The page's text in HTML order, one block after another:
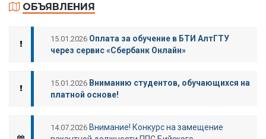
ОБЪЯВЛЕНИЯ
15.01.2026 Оплата за обучение в БТИ АлтГТУ
через сервис «Сбербанк Онлайн»
15.01.2026 Вниманию студентов, обучающихся на
платной основе!
14.07.2026 Внимание! Конкурс на замещение